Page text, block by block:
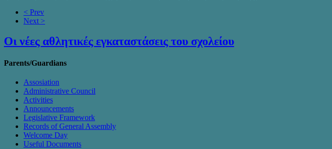
< Prev
Next >
Οι νέες αθλητικές εγκαταστάσεις του σχολείου
Parents/Guardians
Assosiation
Administrative Council
Activities
Announcements
Legislative Framework
Records of General Assembly
Welcome Day
Useful Documents